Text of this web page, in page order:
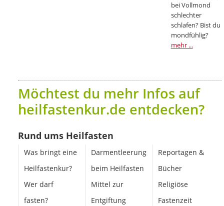
bei Vollmond
schlechter
schlafen? Bist du
mondfühlig?
mehr ...
Möchtest du mehr Infos auf
heilfastenkur.de entdecken?
Rund ums Heilfasten
Was bringt eine
Heilfastenkur?
Wer darf
fasten?
Darmentleerung
beim Heilfasten
Mittel zur
Entgiftung
Reportagen &
Bücher
Religiöse
Fastenzeit